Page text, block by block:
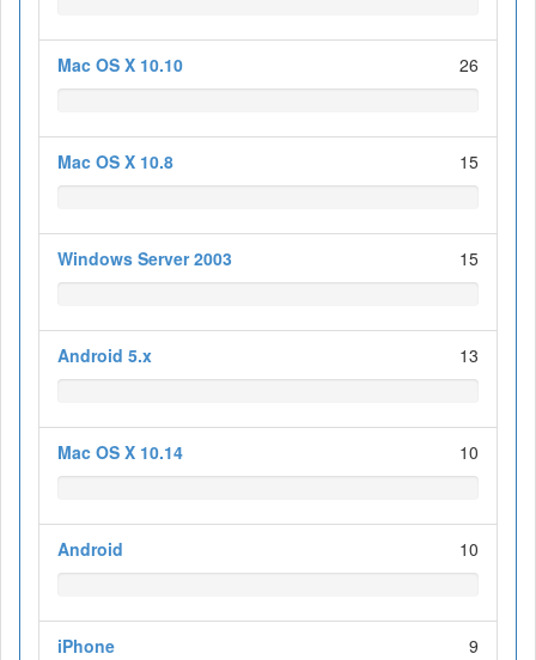
Mac OS X 10.10 26
Mac OS X 10.8 15
Windows Server 2003 15
Android 5.x 13
Mac OS X 10.14 10
Android 10
iPhone 9